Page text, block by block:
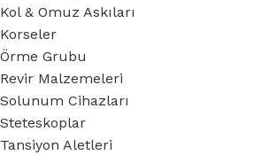
Kol & Omuz Askıları
Korseler
Örme Grubu
Revir Malzemeleri
Solunum Cihazları
Steteskoplar
Tansiyon Aletleri